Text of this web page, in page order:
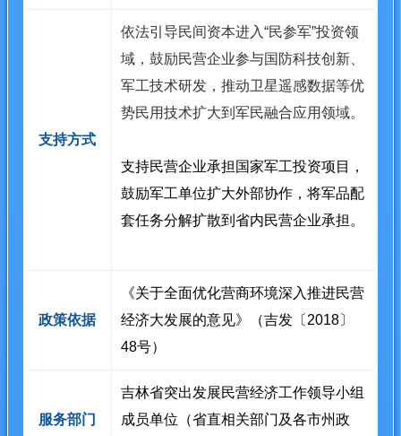
支持方式
依法引导民间资本进入“民参军”投资领
域，鼓励民营企业参与国防科技创新、
军工技术研发，推动卫星遥感数据等优
势民用技术扩大到军民融合应用领域。
支持民营企业承担国家军工投资项目，
鼓励军工单位扩大外部协作，将军品配
套任务分解扩散到省内民营企业承担。
政策依据
《关于全面优化营商环境深入推进民营
经济大发展的意见》（吉发〔2018〕
48号）
服务部门
吉林省突出发展民营经济工作领导小组
成员单位（省直相关部门及各市州政